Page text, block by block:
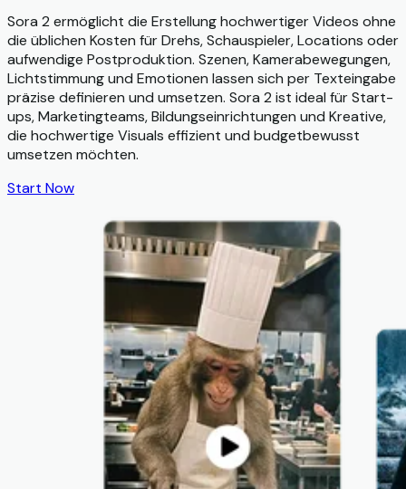
Sora 2 ermöglicht die Erstellung hochwertiger Videos ohne
die üblichen Kosten für Drehs, Schauspieler, Locations oder
aufwendige Postproduktion. Szenen, Kamerabewegungen,
Lichtstimmung und Emotionen lassen sich per Texteingabe
präzise definieren und umsetzen. Sora 2 ist ideal für Start-
ups, Marketingteams, Bildungseinrichtungen und Kreative,
die hochwertige Visuals effizient und budgetbewusst
umsetzen möchten.
Start Now